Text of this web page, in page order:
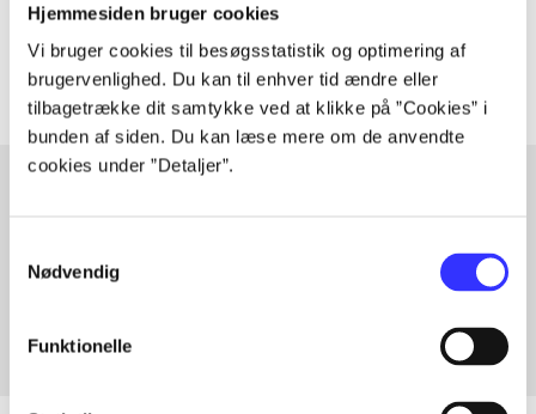
Hjemmesiden bruger cookies
Vi bruger cookies til besøgsstatistik og optimering af
brugervenlighed. Du kan til enhver tid ændre eller
tilbagetrække dit samtykke ved at klikke på ”Cookies” i
bunden af siden. Du kan læse mere om de anvendte
cookies under ”Detaljer”.
Nødvendig
Funktionelle
Fra